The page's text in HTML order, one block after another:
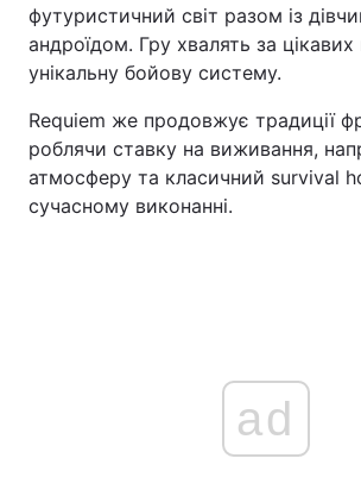
футуристичний світ разом із
андроїдом. Гру хвалять за
унікальну бойову систему.
Requiem же продовжує традиції
роблячи ставку на виживання,
атмосферу та класичний survival
сучасному виконанні.
ad